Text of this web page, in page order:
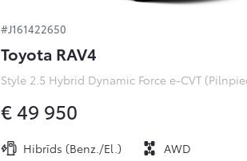
#J161422650
Toyota RAV4
€ 49 950
Hibrīds (Benz./El.)
AWD